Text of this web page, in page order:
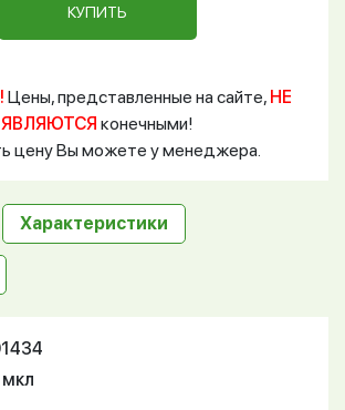
КУПИТЬ
Цены, представленные на сайте, НЕ
ЯВЛЯЮТСЯ конечными!
цену Вы можете у менеджера.
Характеристики